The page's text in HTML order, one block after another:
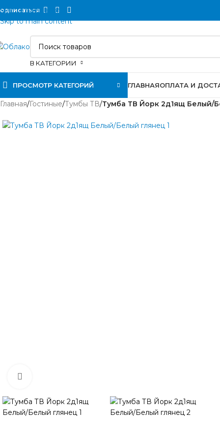
Skip to navigation
Skip to main content
В КАТЕГОРИИ
ПРОСМОТР КАТЕГОРИЙ ГЛАВНАЯОПЛАТА И
Главная/Гостиные/Тумбы ТВ/Тумба ТВ Йорк 2д1ящ Белый/